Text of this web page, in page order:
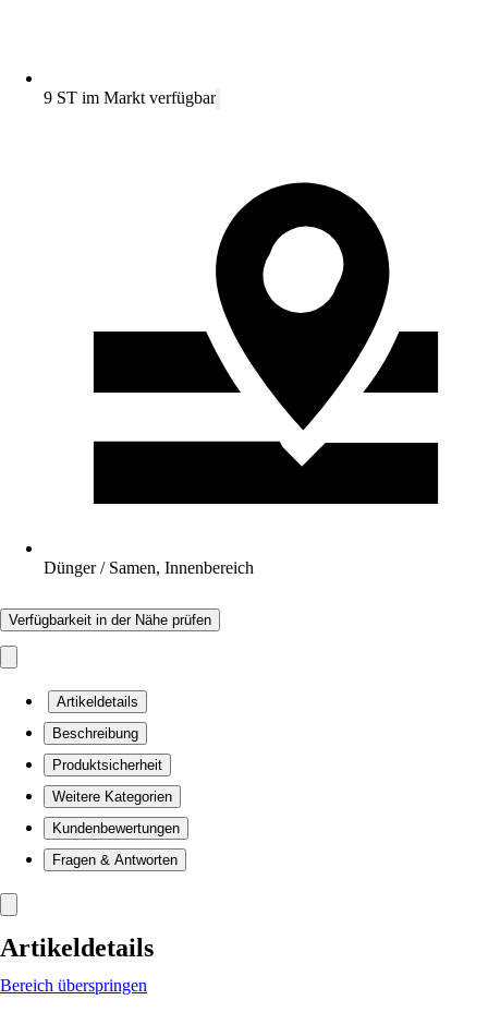
9 ST im Markt verfügbar
Dünger / Samen, Innenbereich
Verfügbarkeit in der Nähe prüfen
Artikeldetails
Beschreibung
Produktsicherheit
Weitere Kategorien
Kundenbewertungen
Fragen & Antworten
Artikeldetails
Bereich überspringen